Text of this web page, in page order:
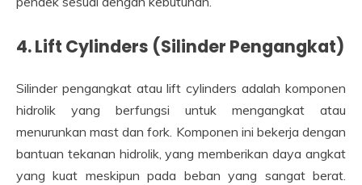
4.Lift Cylinders (Silinder Pengangkat)
Silinder pengangkat atau lift cylinders adalah komponen
hidrolik yang berfungsi untuk mengangkat atau
menurunkan mast dan fork. Komponen ini bekerja dengan
bantuan tekanan hidrolik, yang memberikan daya angkat
yang kuat meskipun pada beban yang sangat berat.